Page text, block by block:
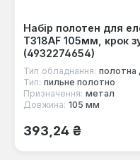
Набір полотен для
T318AF 105мм, крок
(4932274654)
Тип обладнання: полотна
Тип: пильне полотно
Призначення: метал
Довжина: 105 мм
Звичайна ціна:
393,24 ₴